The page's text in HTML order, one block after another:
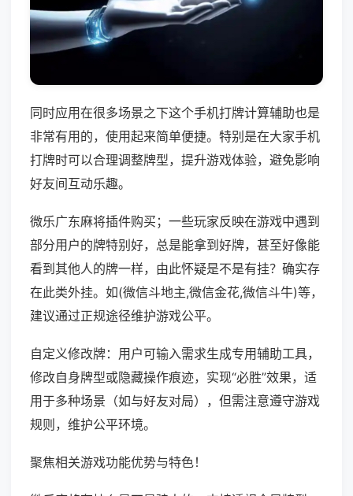
同时应用在很多场景之下这个手机打牌计算辅助也是
非常有用的，使用起来简单便捷。特别是在大家手机
打牌时可以合理调整牌型，提升游戏体验，避免影响
好友间互动乐趣。
微乐广东麻将插件购买；一些玩家反映在游戏中遇到
部分用户的牌特别好，总是能拿到好牌，甚至好像能
看到其他人的牌一样，由此怀疑是不是有挂？确实存
在此类外挂。如(微信斗地主,微信金花,微信斗牛)等，
建议通过正规途径维护游戏公平。
自定义修改牌：用户可输入需求生成专用辅助工具，
修改自身牌型或隐藏操作痕迹，实现“必胜”效果，适
用于多种场景（如与好友对局），但需注意遵守游戏
规则，维护公平环境。
聚焦相关游戏功能优势与特色！